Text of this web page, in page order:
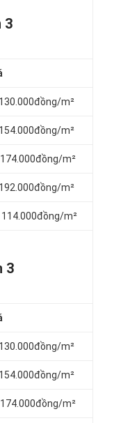
3
m²
m²
m²
m²
m²
3
m²
m²
m²